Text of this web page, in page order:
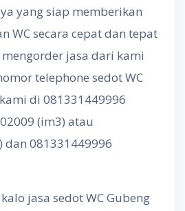
yang siap memberikan
WC secara cepat dan tepat
jasa dari kami
telephone sedot WC
di 081331449996
(im3) atau
dan 081331449996
jasa sedot WC Gubeng